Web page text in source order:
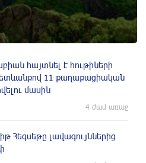
հայտնել է հութիների
11 քաղաքացիական
մասին
4 ժամ առաջ
Հեգսեթը լավագույններից